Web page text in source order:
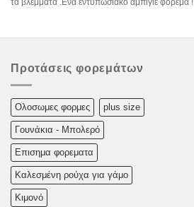
τα βλέμματα .Ενα εντυπωσιακό αμπιγιέ φόρεμα !
Προτάσεις φορεμάτων
Oλoσωμες φoρμες plus size
Γουνάκια - Μπολερό
Επισημα φορεματα
Καλεσμένη ρούχα για γάμο
Κιμονό